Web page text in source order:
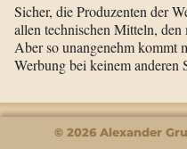
Sicher, die Produzenten der
allen technischen Mitteln, den
Aber so unangenehm kommt
Werbung bei keinem anderen
© 2026 Alexander